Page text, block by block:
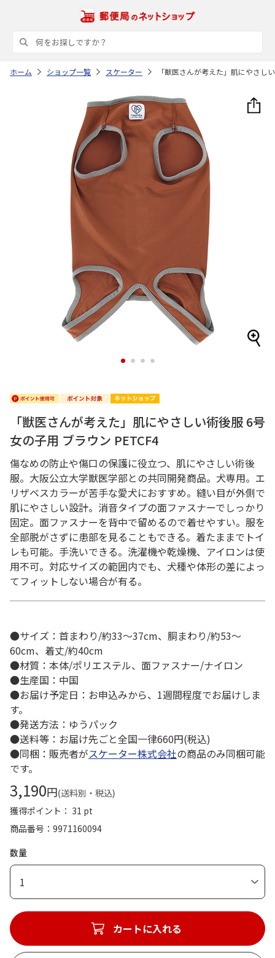
ホーム ショップ一覧 スケーター 「獣医さんが考えた」肌にやさし
1 2 3 4
「獣医さんが考えた」肌にやさしい術後服 6号
女の子用 ブラウン PETCF4
傷なめの防止や傷口の保護に役立つ、肌にやさしい術後
服。大阪公立大学獣医学部との共同開発商品。犬専用。エ
リザベスカラーが苦手な愛犬におすすめ。縫い目が外側で
肌にやさしい設計。消音タイプの面ファスナーでしっかり
固定。面ファスナーを背中で留めるので着せやすい。服を
全部脱がさずに患部を見ることもできる。着たままでトイ
レも可能。手洗いできる。洗濯機や乾燥機、アイロンは使
用不可。対応サイズの範囲内でも、犬種や体形の差によっ
てフィットしない場合が有る。
●サイズ：首まわり/約33～37cm、胴まわり/約53～
60cm、着丈/約40cm
●材質：本体/ポリエステル、面ファスナー/ナイロン
●生産国：中国
●お届け予定日：お申込みから、1週間程度でお届けしま
す。
●発送方法：ゆうパック
●送料等：お届け先ごと全国一律660円(税込)
●同梱：販売者がスケーター株式会社の商品のみ同梱可能
です。
3,190円(送料別・税込)
獲得ポイント： 31 pt
商品番号
9971160094
数量
1
カートに入れる